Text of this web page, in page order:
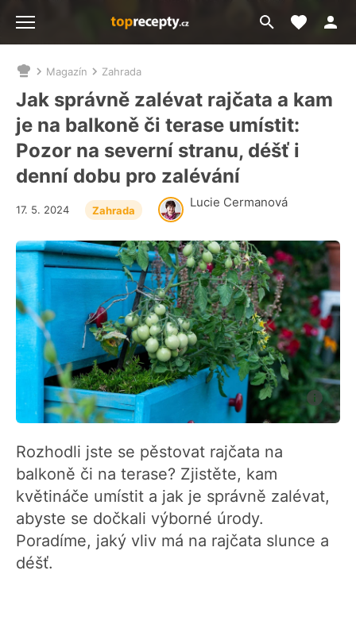
Přejít
na
Moje
Nacházíte
se
zde:
Magazín Zahrada
Jak správně zalévat rajčata a kam
je na balkoně či terase umístit:
Pozor na severní stranu, déšť i
denní dobu pro zalévání
Lucie Cermanová
17. 5. 2024 Zahrada
Rozhodli jste se pěstovat rajčata na
balkoně či na terase? Zjistěte, kam
květináče umístit a jak je správně zalévat,
abyste se dočkali výborné úrody.
Poradíme, jaký vliv má na rajčata slunce a
déšť.